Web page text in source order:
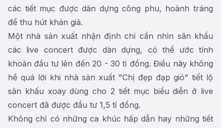
các tiết mục được dàn dựng công phu, hoành tráng
để thu hút khán giả.
Một nhà sản xuất nhận định chỉ cần nhìn sân khấu
các live concert được dàn dựng, có thể ước tính
khoản đầu tư lên đến 20 - 30 tỉ đồng. Điều này không
hề quá lời khi nhà sản xuất "Chị đẹp đạp gió" tiết lộ
sân khấu xoay dùng cho 2 tiết mục biểu diễn ở live
concert đã được đầu tư 1,5 tỉ đồng.
Không chỉ có những ca khúc hấp dẫn hay những tiết